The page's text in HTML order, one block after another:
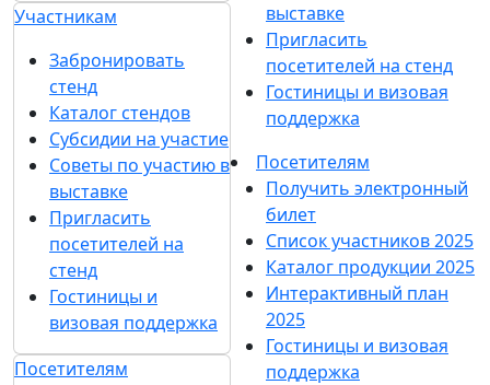
Участникам
Забронировать
стенд
Каталог стендов
Субсидии на участие
Советы по участию в
выставке
Пригласить
посетителей на
стенд
Гостиницы и
визовая поддержка
Посетителям
выставке
Пригласить
посетителей на стенд
Гостиницы и визовая
поддержка
Посетителям
Получить электронный
билет
Список участников 2025
Каталог продукции 2025
Интерактивный план
2025
Гостиницы и визовая
поддержка